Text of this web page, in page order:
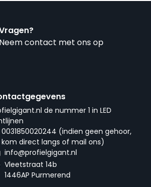
Neem contact met ons op
de nummer 1 in LED
0031850020244 (indien geen gehoor,
kom direct langs of mail ons)
info@profielgigant.nl
Vleetstraat 14b
1446AP Purmerend